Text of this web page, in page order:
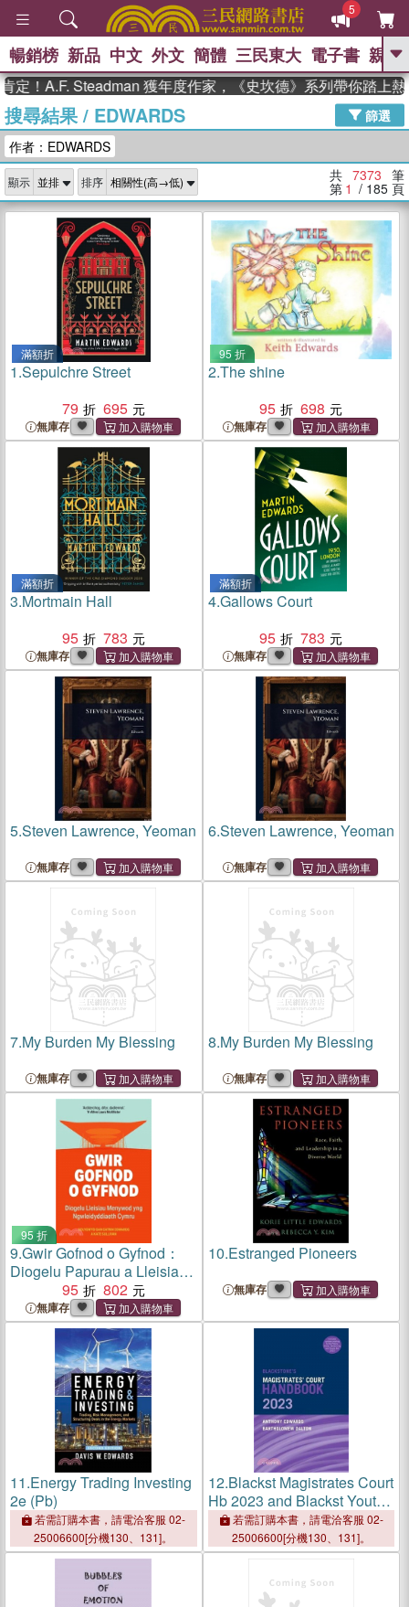
5
GO
熱搜： The Odyssey 、
父親節 、 如果歷史是一群喵 、 暑期
念華 、 台灣的李登輝時代 、 數學女
孩：黎曼猜想
偉大的迷走神經
暢銷榜 新品 中文 外文 簡體 三民東大 電子書 親子
Steadman 獲年度作家，《史坎德》系列帶你踏上熱血奇
搜尋結果/ EDWARDS
篩選
作者：EDWARDS
顯示 排序 共 7373 筆
第 1 / 185 頁
滿額折
1.Sepulchre Street
79
695
無庫存
95 折
2.The shine
95
698
無庫存
滿額折
3.Mortmain Hall
95
783
無庫存
滿額折
4.Gallows Court
95
783
無庫存
5.Steven Lawrence, Yeoman
無庫存
6.Steven Lawrence, Yeoman
無庫存
7.My Burden My Blessing
無庫存
8.My Burden My Blessing
無庫存
95 折
9.Gwir Gofnod o Gyfnod：
Diogelu Papurau a Lleisiau
Menywod yng
Ngwleidyddiaeth Cymru
1999-2021
95 802
無庫存
10.Estranged Pioneers
無庫存
11.Energy Trading Investing
2e (Pb)
若需訂購本書，請電洽客服 02-
25006600[分機130、131]。
12.Blackst Magistrates Court
Hb 2023 and Blackst Youths
in the Criminal Courts Oct
若需訂購本書，請電洽客服 02-
25006600[分機130、131]。